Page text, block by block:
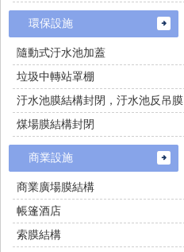
環保設施
隨動式汙水池加蓋
垃圾中轉站罩棚
汙水池膜結構封閉，汙水池反吊膜
煤場膜結構封閉
商業設施
商業廣場膜結構
帳篷酒店
索膜結構